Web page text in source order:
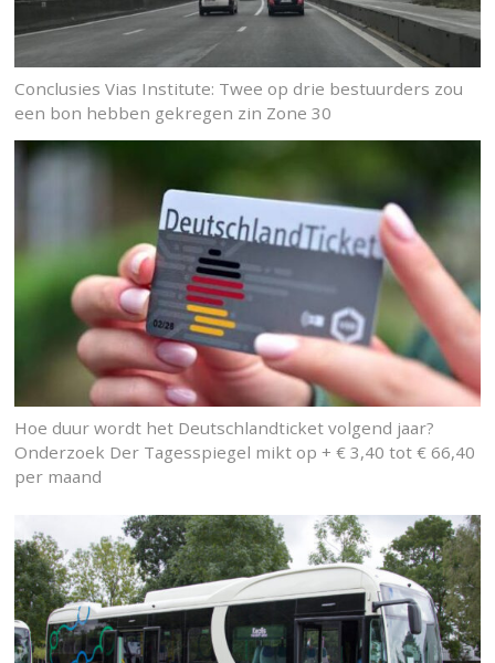
Conclusies Vias Institute: Twee op drie bestuurders zou
een bon hebben gekregen zin Zone 30
Hoe duur wordt het Deutschlandticket volgend jaar?
Onderzoek Der Tagesspiegel mikt op + € 3,40 tot € 66,40
per maand